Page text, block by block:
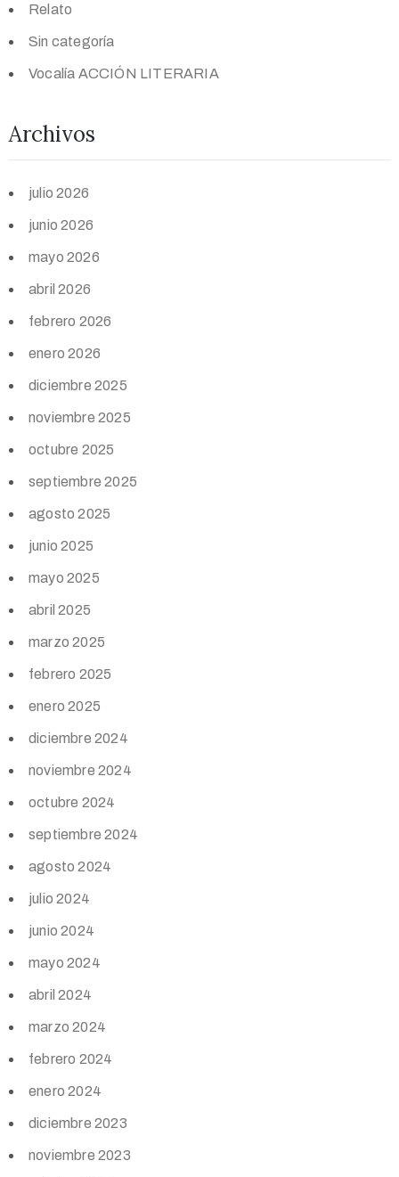
Relato
Sin categoría
Vocalía ACCIÓN LITERARIA
Archivos
julio 2026
junio 2026
mayo 2026
abril 2026
febrero 2026
enero 2026
diciembre 2025
noviembre 2025
octubre 2025
septiembre 2025
agosto 2025
junio 2025
mayo 2025
abril 2025
marzo 2025
febrero 2025
enero 2025
diciembre 2024
noviembre 2024
octubre 2024
septiembre 2024
agosto 2024
julio 2024
junio 2024
mayo 2024
abril 2024
marzo 2024
febrero 2024
enero 2024
diciembre 2023
noviembre 2023